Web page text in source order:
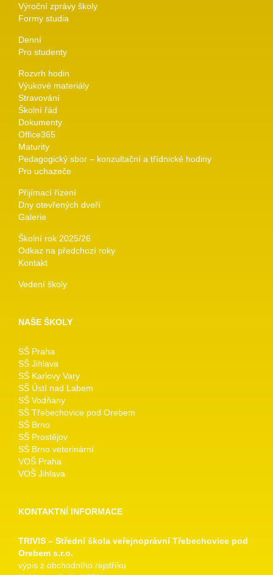
Výroční zprávy školy
Formy studia
Denní
Pro studenty
Rozvrh hodin
Výukové materiály
Stravování
Školní řád
Dokumenty
Office365
Maturity
Pedagogický sbor – konzultační a třídnické hodiny
Pro uchazeče
Přijímací řízení
Dny otevřených dveří
Galerie
Školní rok 2025/26
Odkaz na předchozí roky
Kontakt
Vedení školy
NAŠE ŠKOLY
SŠ Praha
SŠ Jihlava
SŠ Karlovy Vary
SŠ Ústí nad Labem
SŠ Vodňany
SŠ Třebechovice pod Orebem
SŠ Brno
SŠ Prostějov
SŠ Brno veterinární
VOŠ Praha
VOŠ Jihlava
KONTAKTNÍ INFORMACE
TRIVIS – Střední škola veřejnoprávní Třebechovice pod
Orebem s.r.o.
výpis z obchodního rejstříku